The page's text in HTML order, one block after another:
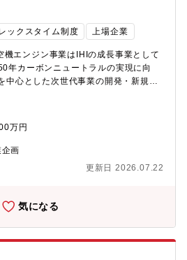
ックスタイム制度 上場企業
機エンジン事業はIHIの成長事業として
年カーボンニュートラルの実現に向
中心とした次世代事業の開発・新規事
ト部」は、民間航空機エンジンに関す
し、2025年に新設された組織です。本
機エンジン事業における新規プログラ
業から派生した新規事業企画（市場調
だきます。現在、民間航空エンジン分
出している中、さらなる事業推進のた
サプライチェーンの整備・構築が必須
的には】◆市場動向調査（競合分析・
空機エンジンに関する展示会やカンフ
多い）に参加し、今後の新規事業企
万円
画
更新日 2026.07.22
気になる